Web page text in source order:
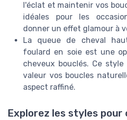
l'éclat et maintenir vos
idéales pour les
donner un effet glamour à
La queue de cheval
foulard en soie est une
cheveux bouclés. Ce
valeur vos boucles
aspect raffiné.
Explorez les styles pour